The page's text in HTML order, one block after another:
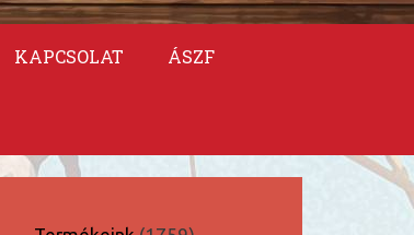
KAPCSOLAT ÁSZF